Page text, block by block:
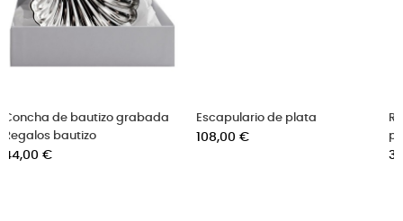
Escapulario de plata
Precio
108,00 €
Regalo bautizo esclava de
plata grabada con el nombre